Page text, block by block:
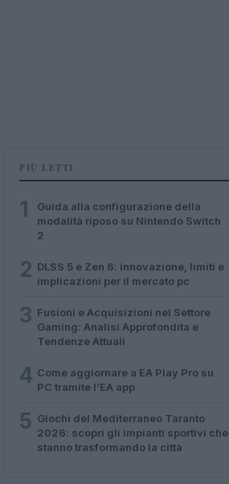
PIÙ LETTI
1
Guida alla configurazione della
modalità riposo su Nintendo Switch
2
2 DLSS 5 e Zen 6: innovazione, limiti e
implicazioni per il mercato pc
3 Fusioni e Acquisizioni nel Settore
Gaming: Analisi Approfondita e
Tendenze Attuali
4 Come aggiornare a EA Play Pro su
PC tramite l’EA app
5 Giochi del Mediterraneo Taranto
2026: scopri gli impianti sportivi che
stanno trasformando la città